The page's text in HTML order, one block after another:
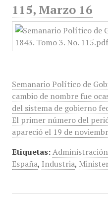
115, Marzo 16
Semanario Político de
cambio de nombre fue
del sistema de gobierno
El primer número del
apareció el 19 de
Etiquetas: Administración
España, Industria,